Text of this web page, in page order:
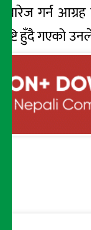
खारेज गर्न
हुँदै गएको